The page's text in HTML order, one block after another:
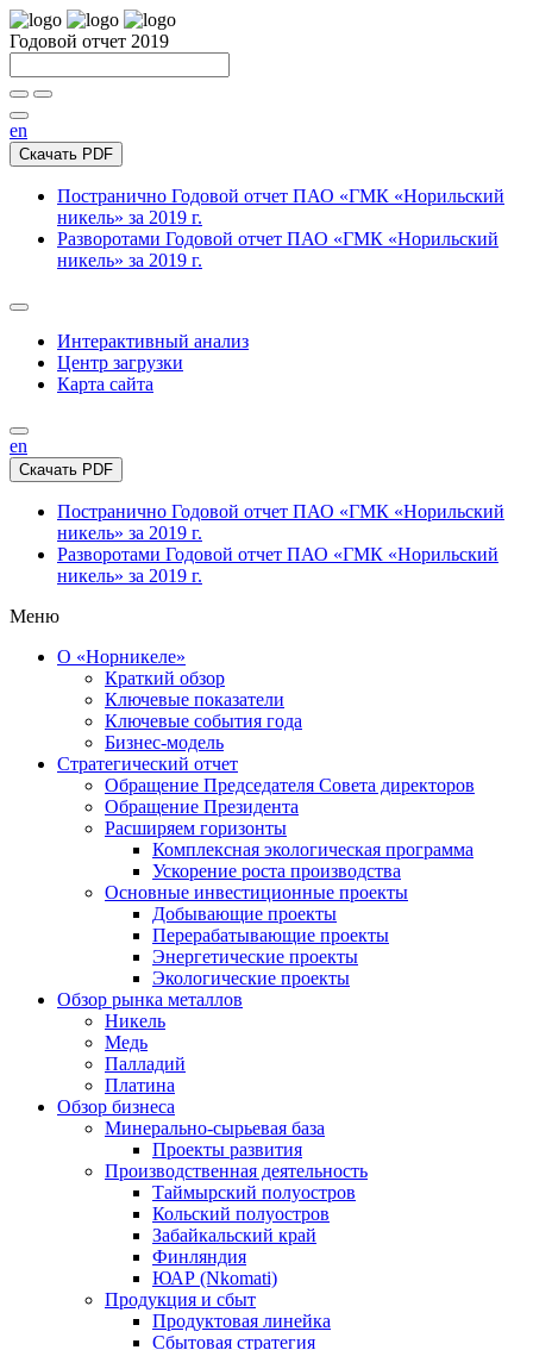
Годовой отчет 2019
en
Скачать PDF
Постранично Годовой отчет ПАО «ГМК «Норильский
никель» за 2019 г.
Разворотами Годовой отчет ПАО «ГМК «Норильский
никель» за 2019 г.
Интерактивный анализ
Центр загрузки
Карта сайта
en
Скачать PDF
Постранично Годовой отчет ПАО «ГМК «Норильский
никель» за 2019 г.
Разворотами Годовой отчет ПАО «ГМК «Норильский
никель» за 2019 г.
Меню
О «Норникеле»
Краткий обзор
Ключевые показатели
Ключевые события года
Бизнес-модель
Стратегический отчет
Обращение Председателя Совета директоров
Обращение Президента
Расширяем горизонты
Комплексная экологическая программа
Ускорение роста производства
Основные инвестиционные проекты
Добывающие проекты
Перерабатывающие проекты
Энергетические проекты
Экологические проекты
Обзор рынка металлов
Никель
Медь
Палладий
Платина
Обзор бизнеса
Минерально-сырьевая база
Проекты развития
Производственная деятельность
Таймырский полуостров
Кольский полуостров
Забайкальский край
Финляндия
ЮАР (Nkomati)
Продукция и сбыт
Продуктовая линейка
Сбытовая стратегия